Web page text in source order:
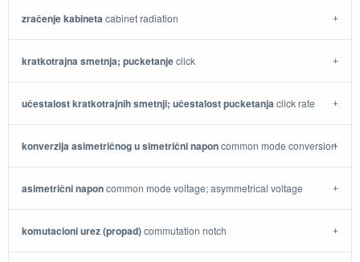
zračenje kabinetacabinet radiation
kratkotrajna smetnja; pucketanjeclick
učestalost kratkotrajnih smetnji; učestalost pucketanjaclick rate
konverzija asimetričnog u simetrični naponcommon mode conversion
asimetrični naponcommon mode voltage; asymmetrical voltage
komutacioni urez (propad)commutation notch